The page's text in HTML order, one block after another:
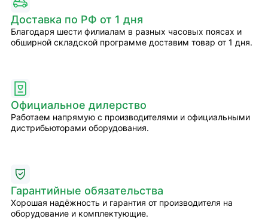
Доставка по РФ от 1 дня
Благодаря шести филиалам в разных часовых поясах и
обширной складской программе доставим товар от 1 дня.
Официальное дилерство
Работаем напрямую с производителями и официальными
дистрибьюторами оборудования.
Гарантийные обязательства
Хорошая надёжность и гарантия от производителя на
оборудование и комплектующие.